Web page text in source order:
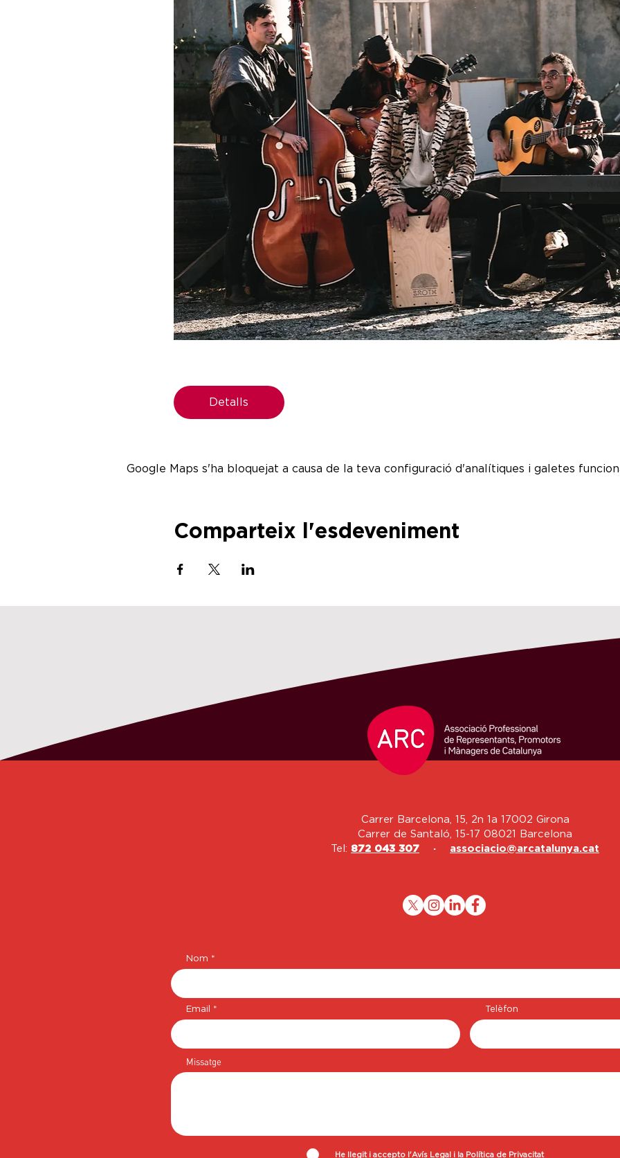
Detalls
Google Maps s'ha bloquejat a causa de la teva configuració d'analítiques i galetes
Comparteix l'esdeveniment
Carrer Barcelona, 15, 2n 1a 17002 Girona
Carrer de Santaló, 15-17 08021 Barcelona
Tel: 872 043 307 · associacio@arcatalunya.cat
Nom
Email Telèfon
Missatge
He llegit i accepto l'Avís Legal i la Política de Privacitat